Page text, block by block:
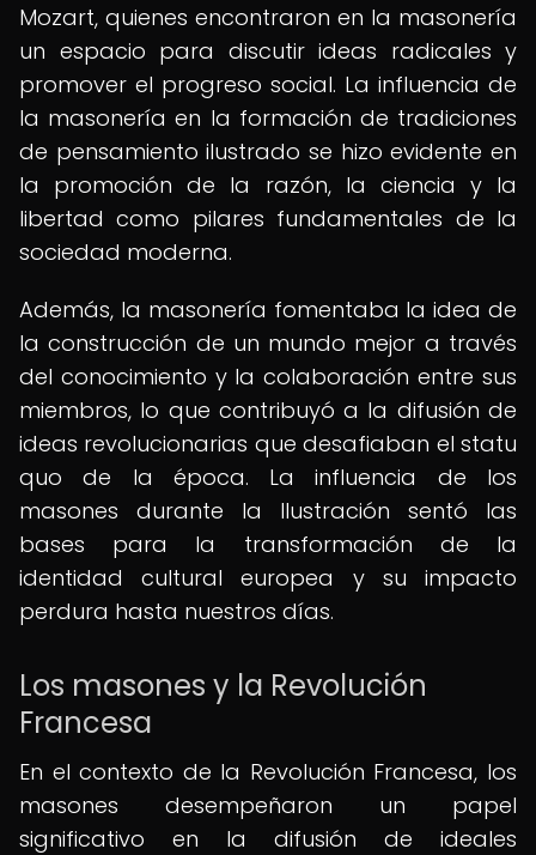
Mozart, quienes encontraron en la masonería
un espacio para discutir ideas radicales y
promover el progreso social. La influencia de
la masonería en la formación de tradiciones
de pensamiento ilustrado se hizo evidente en
la promoción de la razón, la ciencia y la
libertad como pilares fundamentales de la
sociedad moderna.
Además, la masonería fomentaba la idea de
la construcción de un mundo mejor a través
del conocimiento y la colaboración entre sus
miembros, lo que contribuyó a la difusión de
ideas revolucionarias que desafiaban el statu
quo de la época. La influencia de los
masones durante la Ilustración sentó las
bases para la transformación de la
identidad cultural europea y su impacto
perdura hasta nuestros días.
Los masones y la Revolución
Francesa
En el contexto de la Revolución Francesa, los
masones desempeñaron un papel
significativo en la difusión de ideales